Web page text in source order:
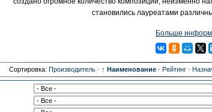
становились лауреатами
Больше
Сортировка: Производитель· ↑ Наименование· Рейтинг·